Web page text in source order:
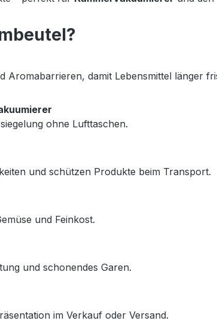
damit Lebensmittel länger
ohne Lufttaschen.
und schützen Produkte beim Transport.
und Feinkost.
und schonendes Garen.
im Verkauf oder Versand.